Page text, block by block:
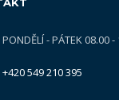
PONDĚLÍ - PÁTEK 08.00
+420 549 210 395